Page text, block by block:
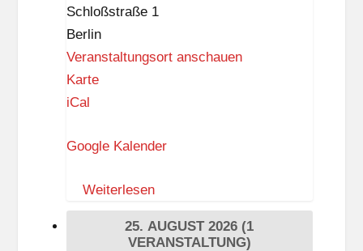
Schloßstraße 1
Berlin
Veranstaltungsort anschauen
KarteF
u
S
t
iCal
Google Kalender
Weiterlesen
25. AUGUST 2026 (1
VERANSTALTUNG)